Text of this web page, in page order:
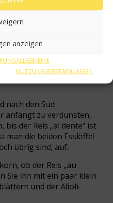
anzeigen
ALLGEMEINE
NUTZUNGSBESTIMMUNGEN
nach den Sud
anfängt zu verdunsten,
der Reis „al dente“ ist.
man die beiden Esslöffel
übrig sind, auf.
ob der Reis „au
Sie ihn mit ein paar klein
und der Alioli-